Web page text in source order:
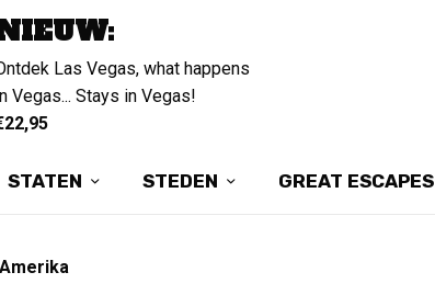
Las Vegas, what happens
Vegas... Stays in Vegas!
STATEN STEDEN GREAT ESCAPES